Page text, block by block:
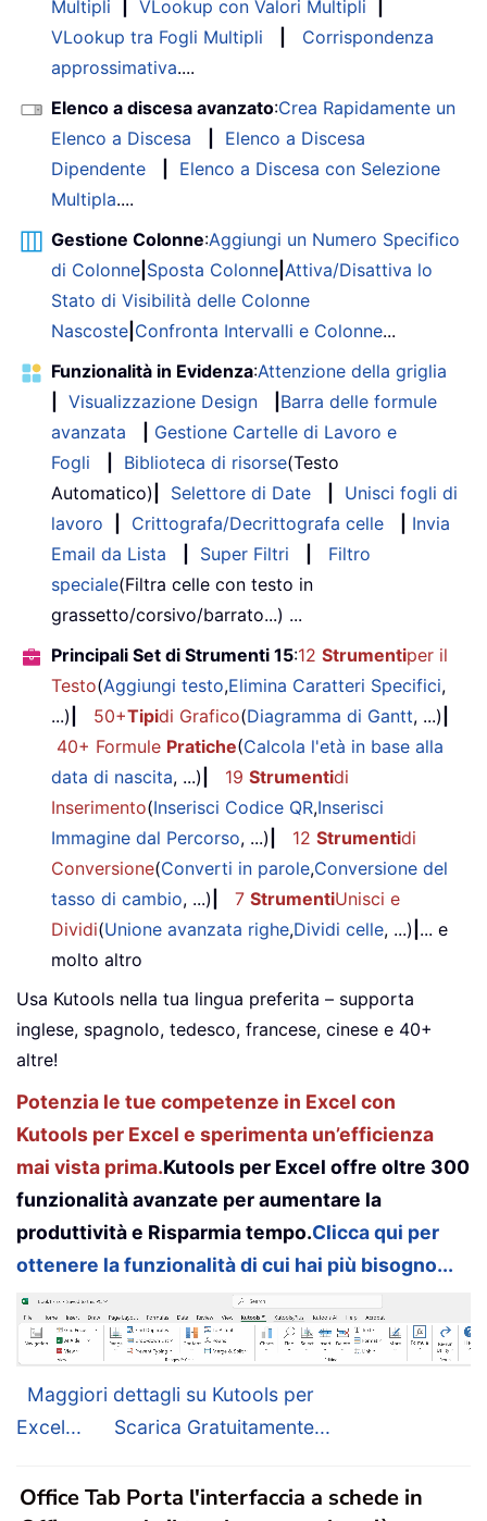
Multipli VLookup con Valori Multipli
VLookup tra Fogli Multipli
Corrispondenza
approssimativa....
Elenco a discesa avanzato:Crea Rapidamente un
Elenco a Discesa
Elenco a Discesa
Dipendente
Elenco a Discesa con Selezione
Multipla....
Gestione Colonne:Aggiungi un Numero Specifico
di Colonne Sposta Colonne Attiva/Disattiva lo
Stato di Visibilità delle Colonne
Nascoste Confronta Intervalli e Colonne...
Funzionalità in Evidenza:Attenzione della griglia
Visualizzazione Design
Barra delle formule
avanzata
Gestione Cartelle di Lavoro e
Fogli
Biblioteca di risorse(Testo
Automatico)
Selettore di Date
Unisci fogli di
lavoro
Crittografa/Decrittografa celle
Invia
Email da Lista
Super Filtri
Filtro
speciale(Filtra celle con testo in
grassetto/corsivo/barrato...) ...
Principali Set di Strumenti 15:12 Strumentiper il
Testo(Aggiungi testo,Elimina Caratteri Specifici,
...)
50+Tipidi Grafico(Diagramma di Gantt, ...)
40+ Formule Pratiche(Calcola l'età in base alla
data di nascita, ...) 19 Strumentidi
Inserimento(Inserisci Codice QR,Inserisci
Immagine dal Percorso, ...) 12 Strumentidi
Conversione(Converti in parole,Conversione del
tasso di cambio, ...) 7 StrumentiUnisci e
Dividi(Unione avanzata righe,Dividi celle, ...) ... e
molto altro
Usa Kutools nella tua lingua preferita – supporta
inglese, spagnolo, tedesco, francese, cinese e 40+
altre!
Potenzia le tue competenze in Excel con
Kutools per Excel e sperimenta un’efficienza
mai vista prima.Kutools per Excel offre oltre 300
funzionalità avanzate per aumentare la
produttività e Risparmia tempo.Clicca qui per
ottenere la funzionalità di cui hai più bisogno...
Maggiori dettagli su Kutools per
Excel...
Scarica Gratuitamente...
Office Tab Porta l'interfaccia a schede in